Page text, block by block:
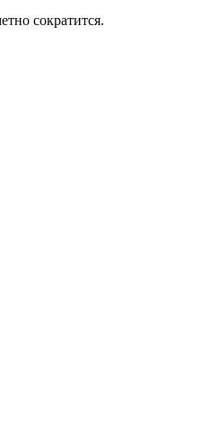
сократится.